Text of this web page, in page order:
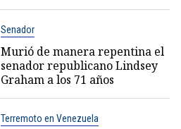
Senador
Murió de manera repentina el
senador republicano Lindsey
Graham a los 71 años
Terremoto en Venezuela